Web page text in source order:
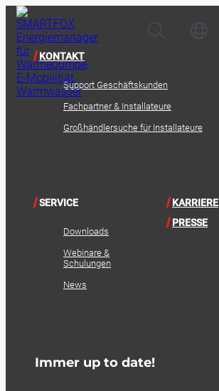
KONTAKT
Support Geschäftskunden
Fachpartner & Installateure
Großhändlersuche für Installateure
SERVICE
Downloads
Webinare &
Schulungen
News
KARRIERE
PRESSE
Immer up to date!